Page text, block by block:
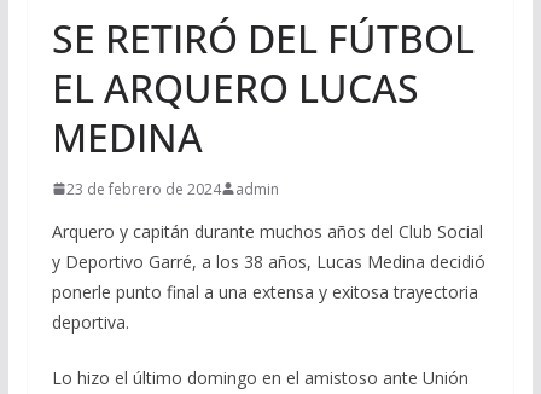
SE RETIRÓ DEL FÚTBOL
EL ARQUERO LUCAS
MEDINA
23 de febrero de 2024 admin
Arquero y capitán durante muchos años del Club Social
y Deportivo Garré, a los 38 años, Lucas Medina decidió
ponerle punto final a una extensa y exitosa trayectoria
deportiva.
Lo hizo el último domingo en el amistoso ante Unión